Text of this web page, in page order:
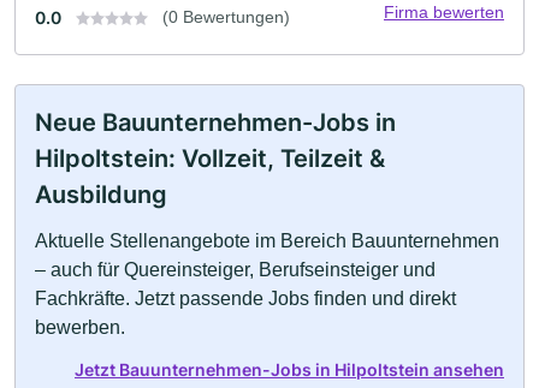
0.0 (0 Bewertungen) Firma bewerten
Neue Bauunternehmen-Jobs in
Hilpoltstein: Vollzeit, Teilzeit &
Ausbildung
Aktuelle Stellenangebote im Bereich Bauunternehmen
– auch für Quereinsteiger, Berufseinsteiger und
Fachkräfte. Jetzt passende Jobs finden und direkt
bewerben.
Jetzt Bauunternehmen-Jobs in Hilpoltstein ansehen